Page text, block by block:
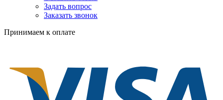
Задать вопрос
Заказать звонок
Принимаем к оплате